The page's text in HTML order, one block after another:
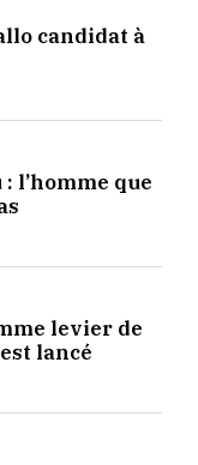
candidat à
l’homme que
levier de
lancé